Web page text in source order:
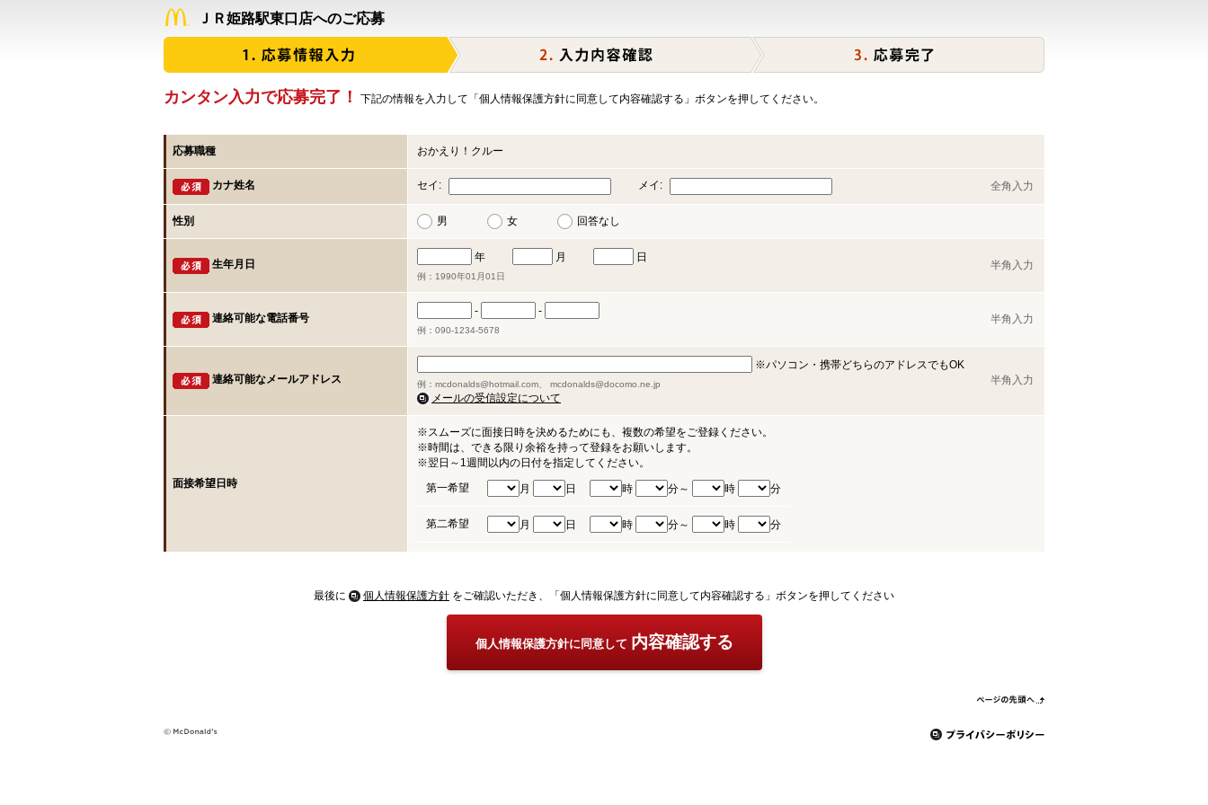
ＪＲ姫路駅東口店へのご応募
カンタン入力で応募完了！ 下記の情報を入力して「個人情報保護方針に同意して内容確認する」ボタンを押してください。
応募職種 おかえり！クルー
カナ姓名 セイ: メイ: 全角入力
性別 男 女 回答なし
生年月日
年 月 日
例：1990年01月01日
半角入力
連絡可能な電話番号
- -
例：090-1234-5678
半角入力
連絡可能なメールアドレス
※パソコン・携帯どちらのアドレスでもOK
例：mcdonalds@hotmail.com、 mcdonalds@docomo.ne.jp
メールの受信設定について
半角入力
面接希望日時
※スムーズに面接日時を決めるためにも、複数の希望をご登録ください。
※時間は、できる限り余裕を持って登録をお願いします。
※翌日～1週間以内の日付を指定してください。
第一希望
月 日 時 分～ 時 分
第二希望 月 日 時 分～ 時 分
最後に 個人情報保護方針 をご確認いただき、「個人情報保護方針に同意して内容確認する」ボタンを押してください
個人情報保護方針に同意して 内容確認する